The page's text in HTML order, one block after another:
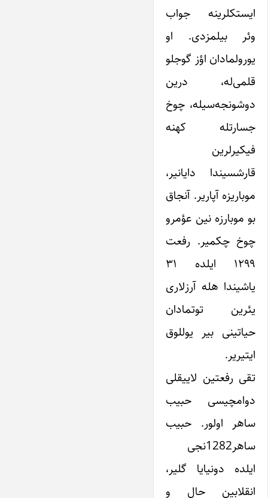
ایستکلرینه جواب
وئر بیلمزدی. او
یورولمادان اؤز گوجلو
قلمی‌له، درین
دوشونجه‌سیله، چوخ
جسارتله کهنه
فیکیرلرین
قارشسیندا دایانیر،
موباریزه آپاریر. آنجاق
بو موبارزه نین عؤمرو
چوخ چکمیر. رفعت
۱۲۹۹ ایلده ۳۱
یاشیندا هله آرزلاری
یئرین توتمادان
حیاتینی بیر یوللوق
ایتیریر.
تقی رفعتین لاییقلی
دوامچیسی حبیب
ساهر اولور. حبیب
ساهر1282نجی
ایلده دونیایا گلیر،
انقلابین حال و